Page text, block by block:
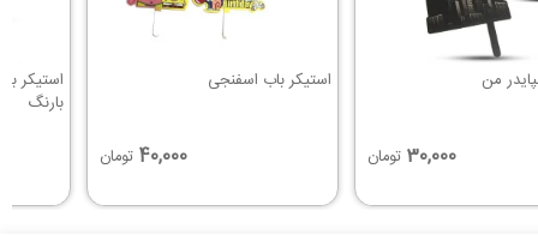
من
30,000 تومان
استیکر باب اسفنجی
40,000 تومان
استیکر
بارنگ